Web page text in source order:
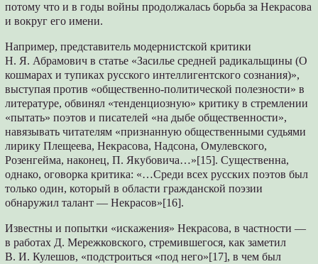
потому что и в годы войны продолжалась борьба за Некрасова
и вокруг его имени.
Например, представитель модернистской критики
Н. Я. Абрамович в статье «Засилье средней радикальщины (О
кошмарах и тупиках русского интеллигентского сознания)»,
выступая против «общественно-политической полезности» в
литературе, обвинял «тенденциозную» критику в стремлении
«пытать» поэтов и писателей «на дыбе общественности»,
навязывать читателям «признанную общественными судьями
лирику Плещеева, Некрасова, Надсона, Омулевского,
Розенгейма, наконец, П. Якубовича…»[15]. Существенна,
однако, оговорка критика: «…Среди всех русских поэтов был
только один, который в области гражданской поэзии
обнаружил талант — Некрасов»[16].
Известны и попытки «искажения» Некрасова, в частности —
в работах Д. Мережковского, стремившегося, как заметил
В. И. Кулешов, «подстроиться «под него»[17], в чем был